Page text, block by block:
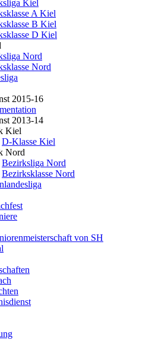
Kiel
A Kiel
B Kiel
D Kiel
Nord
Nord
2015-16
2013-14
Kiel
D-Klasse Kiel
Nord
Bezirksliga Nord
Bezirksklasse Nord
von SH